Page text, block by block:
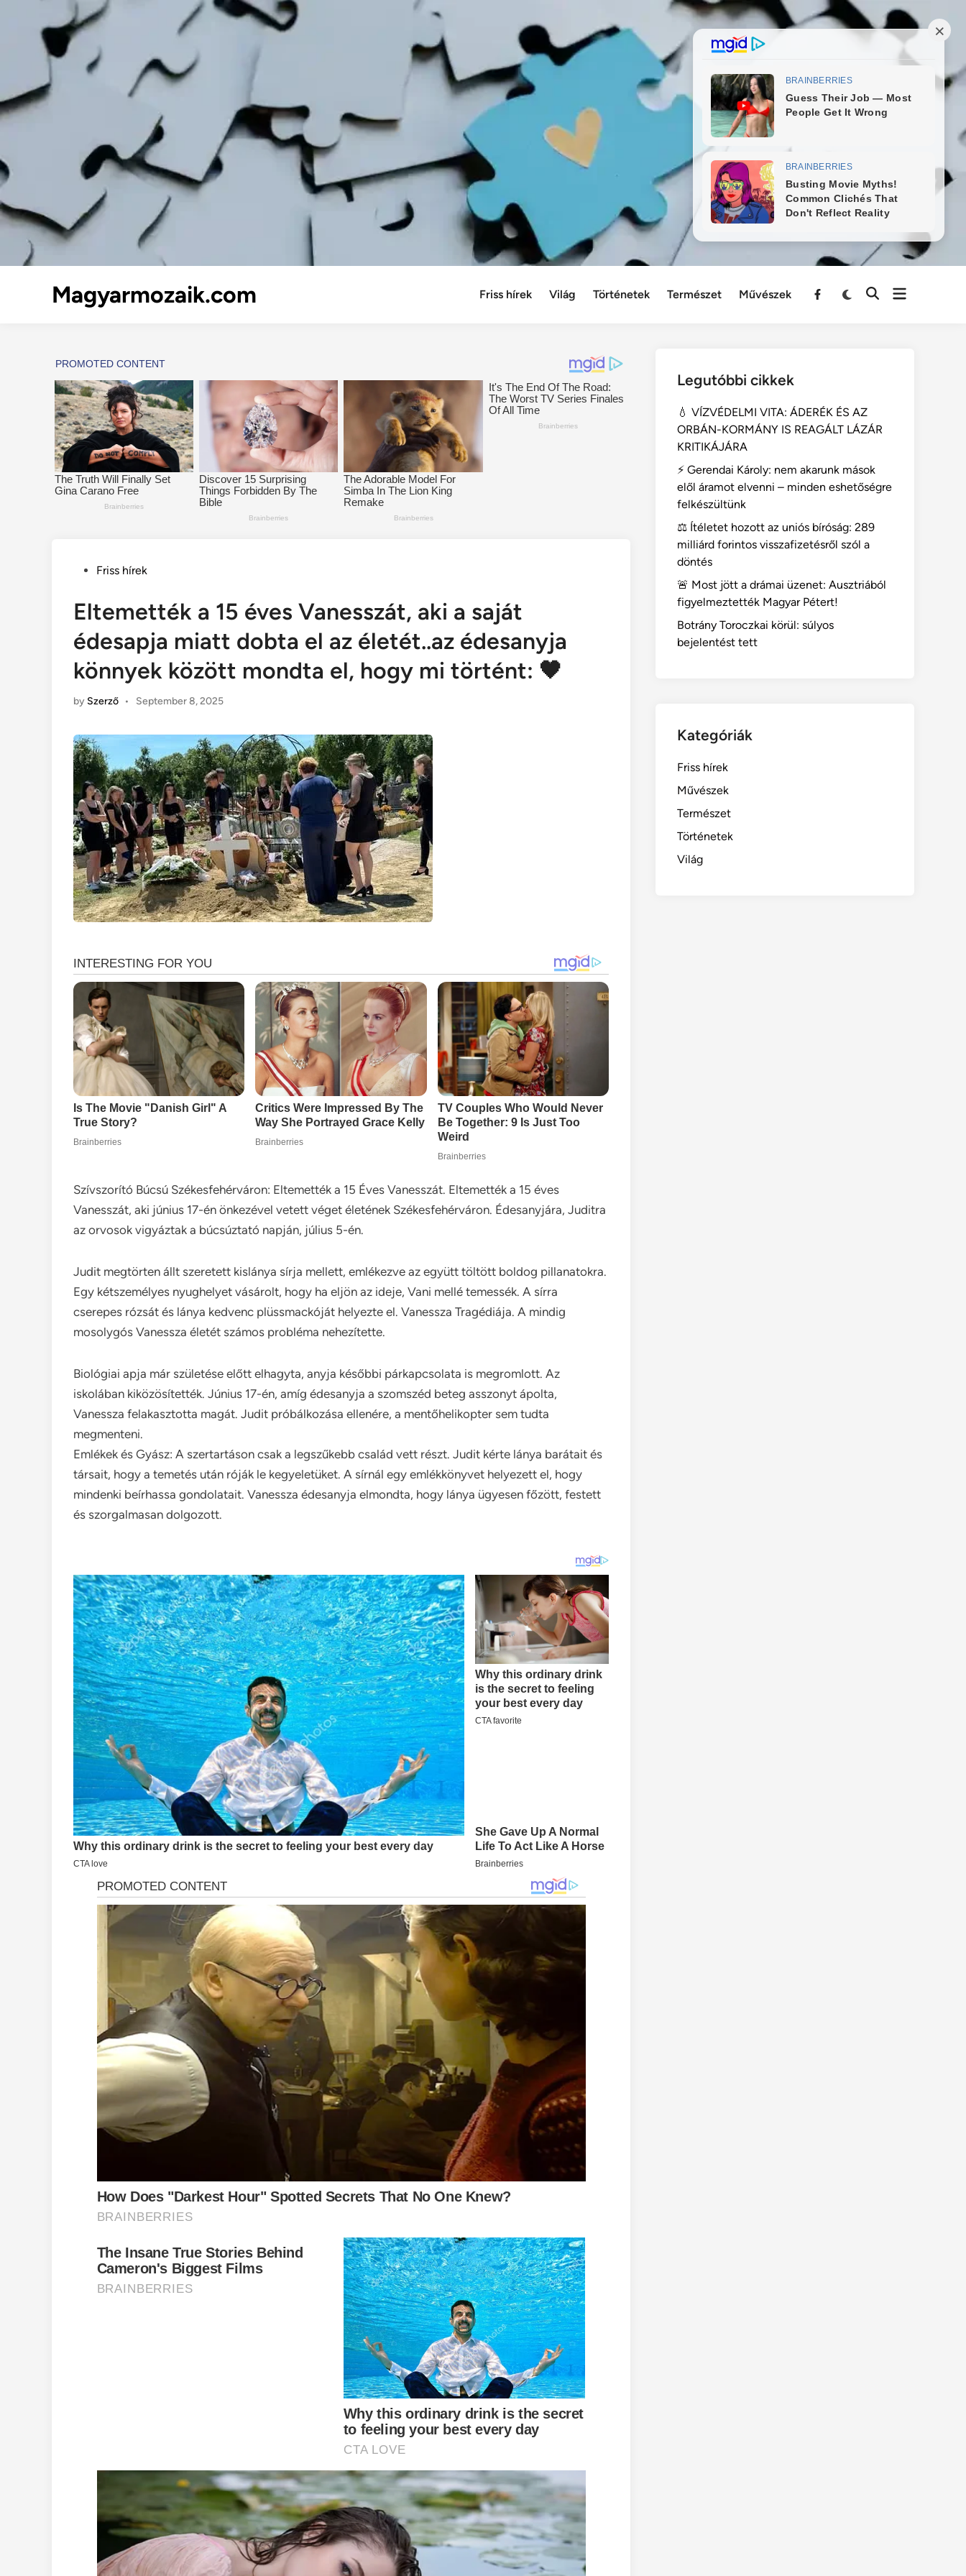
Magyarmozaik.com Friss hírek Világ Történetek Természet Művészek
Menu
PostedFriss hírek
Eltemették a 15 éves Vanesszát, aki a saját
édesapja miatt dobta el az életét..az édesanyja
könnyek között mondta el, hogy mi történt: 🖤
by Szerző • September 8, 2025
Szívszorító Búcsú Székesfehérváron: Eltemették a 15 Éves Vanesszát. Eltemették a 15 éves
Vanesszát, aki június 17-én önkezével vetett véget életének Székesfehérváron. Édesanyjára, Juditra
az orvosok vigyáztak a búcsúztató napján, július 5-én.
Judit megtörten állt szeretett kislánya sírja mellett, emlékezve az együtt töltött boldog pillanatokra.
Egy kétszemélyes nyughelyet vásárolt, hogy ha eljön az ideje, Vani mellé temessék. A sírra
cserepes rózsát és lánya kedvenc plüssmackóját helyezte el. Vanessza Tragédiája. A mindig
mosolygós Vanessza életét számos probléma nehezítette.
Biológiai apja már születése előtt elhagyta, anyja későbbi párkapcsolata is megromlott. Az
iskolában kiközösítették. Június 17-én, amíg édesanyja a szomszéd beteg asszonyt ápolta,
Vanessza felakasztotta magát. Judit próbálkozása ellenére, a mentőhelikopter sem tudta
megmenteni.
Emlékek és Gyász: A szertartáson csak a legszűkebb család vett részt. Judit kérte lánya barátait és
társait, hogy a temetés után róják le kegyeletüket. A sírnál egy emlékkönyvet helyezett el, hogy
mindenki beírhassa gondolatait. Vanessza édesanyja elmondta, hogy lánya ügyesen főzött, festett
és szorgalmasan dolgozott.
Legutóbbi cikkek
💧 VÍZVÉDELMI VITA: ÁDERÉK ÉS AZ
ORBÁN-KORMÁNY IS REAGÁLT LÁZÁR
KRITIKÁJÁRA
⚡ Gerendai Károly: nem akarunk mások
elől áramot elvenni – minden eshetőségre
felkészültünk
⚖️ Ítéletet hozott az uniós bíróság: 289
milliárd forintos visszafizetésről szól a
döntés
🚨 Most jött a drámai üzenet: Ausztriából
figyelmeztették Magyar Pétert!
Botrány Toroczkai körül: súlyos
bejelentést tett
Kategóriák
Friss hírek
Művészek
Természet
Történetek
Világ